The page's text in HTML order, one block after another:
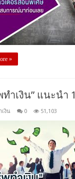
»
ทำเงิน” แนะนำ
งิน 0 51,103